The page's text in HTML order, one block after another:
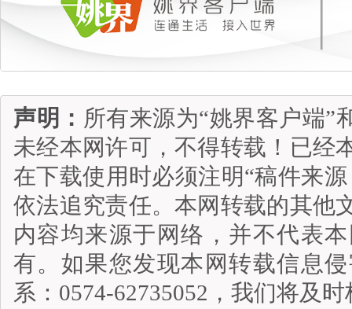
声明： 所有来源为“姚界客户端”
未经本网许可，不得转载！已经
在下载使用时必须注明“稿件来
依法追究责任。本网转载的其他
内容均来源于网络，并不代表
有。如果您发现本网转载信息
系：0574-62735052，我们将及